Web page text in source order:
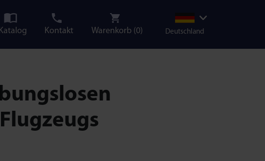
Kontakt Warenkorb (0) Deutschland